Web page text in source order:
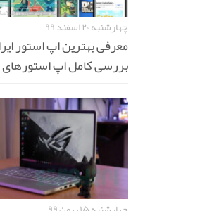
چهارشنبه ۲۰ اسفند ۹۹
معرفی بهترین اپ استور
بررسی کامل اپ استورهای